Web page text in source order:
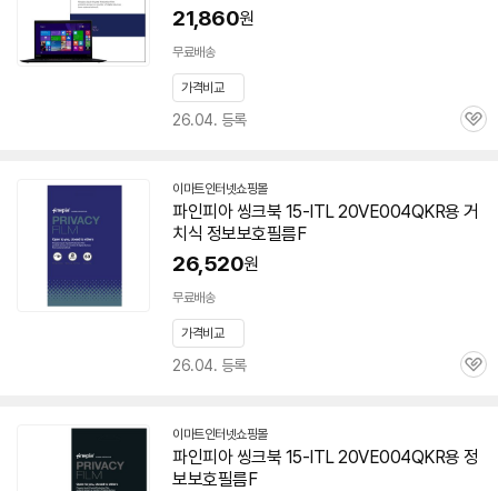
21,860원
무료배송
가격비교
26.04. 등록
관
이마트인터넷쇼핑몰
파인피아 씽크북 15-ITL 20VE004QKR용 거
치식 정보보호필름F
26,520원
무료배송
가격비교
26.04. 등록
관
이마트인터넷쇼핑몰
파인피아 씽크북 15-ITL 20VE004QKR용 정
보보호필름F